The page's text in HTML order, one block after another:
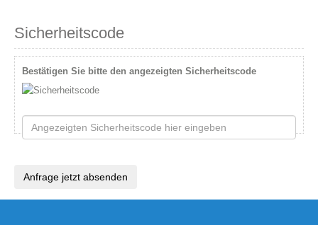
Sicherheitscode
Bestätigen Sie bitte den angezeigten Sicherheitscode
Anfrage jetzt absenden